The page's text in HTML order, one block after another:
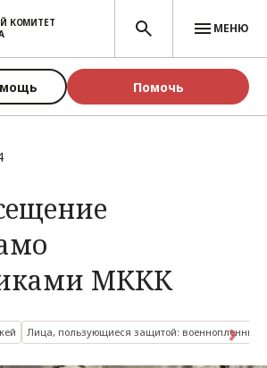
содержанию
КОМИТЕТ
МЕНЮ
Помочь
МККК
Лица, пользующиеся защитой: военнопленные